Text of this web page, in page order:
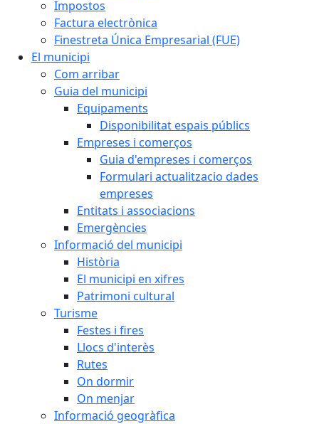
Impostos
Factura electrònica
Finestreta Única Empresarial (FUE)
El municipi
Com arribar
Guia del municipi
Equipaments
Disponibilitat espais públics
Empreses i comerços
Guia d'empreses i comerços
Formulari actualitzacio dades
empreses
Entitats i associacions
Emergències
Informació del municipi
Història
El municipi en xifres
Patrimoni cultural
Turisme
Festes i fires
Llocs d'interès
Rutes
On dormir
On menjar
Informació geogràfica